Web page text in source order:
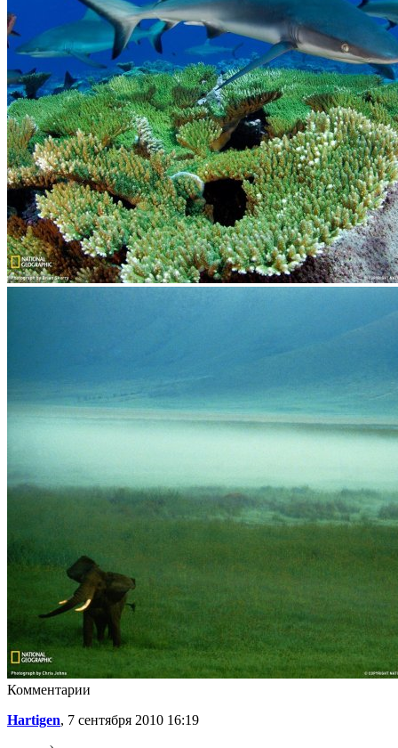
Комментарии
Hartigen, 7 сентября 2010 16:19